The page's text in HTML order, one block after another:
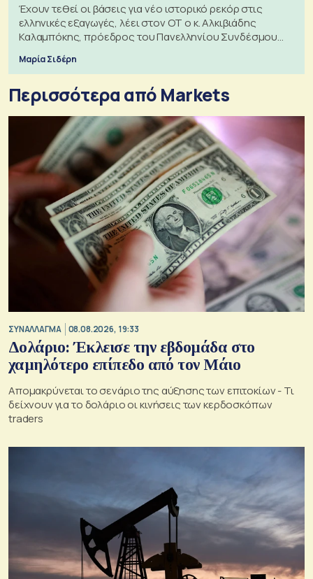
Έχουν τεθεί οι βάσεις για νέο ιστορικό ρεκόρ στις
ελληνικές εξαγωγές, λέει στον ΟΤ ο κ. Αλκιβιάδης
Καλαμπόκης, πρόεδρος του Πανελληνίου Συνδέσμου
Μαρία Σιδέρη
Περισσότερα από Markets
ΣΥΝΑΛΛΑΓΜΑ 08.08.2026, 19:33
Δολάριο: Έκλεισε την εβδομάδα στο
χαμηλότερο επίπεδο από τον Μάιο
Απομακρύνεται το σενάριο της αύξησης των επιτοκίων - Τι
δείχνουν για το δολάριο οι κινήσεις των κερδοσκόπων
traders